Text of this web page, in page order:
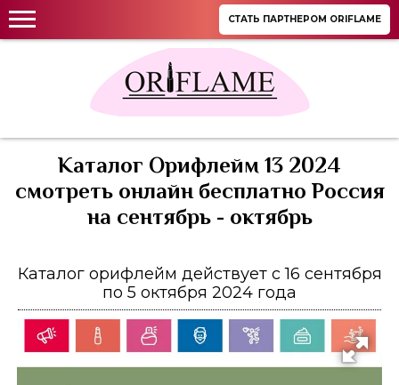
СТАТЬ ПАРТНЕРОМ ORIFLAME
Каталог Орифлейм 13 2024
смотреть онлайн бесплатно Россия
на сентябрь - октябрь
Каталог орифлейм действует с 16 сентября
по 5 октября 2024 года